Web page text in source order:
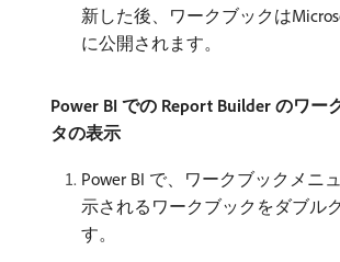
新した後、ワークブックは
に公開されます。
Power BI での Report Builder のワー
タの表示
Power BI で、ワークブックメニ
示されるワークブックをダブル
す。